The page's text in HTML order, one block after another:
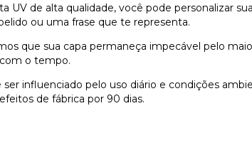
de alta qualidade, você pode personalizar
ou uma frase que te representa.
que sua capa permaneça impecável pelo
o tempo.
influenciado pelo uso diário e condições
de fábrica por 90 dias.